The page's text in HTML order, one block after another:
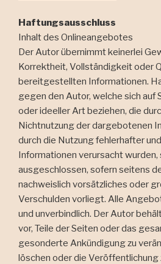
Haftungsausschluss
Inhalt des Onlineangebotes
Der Autor übernimmt keinerlei
Korrektheit, Vollständigkeit oder
bereitgestellten Informationen.
gegen den Autor, welche sich auf
oder ideeller Art beziehen, die
Nichtnutzung der dargebotenen
durch die Nutzung fehlerhafter
Informationen verursacht wurden,
ausgeschlossen, sofern seitens
nachweislich vorsätzliches oder
Verschulden vorliegt. Alle
und unverbindlich. Der Autor
vor, Teile der Seiten oder das
gesonderte Ankündigung zu
löschen oder die